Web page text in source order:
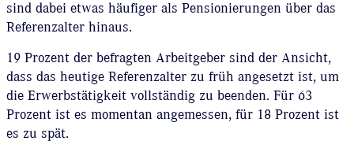
sind dabei etwas häufiger als Pensionierungen über das
Referenzalter hinaus.
19 Prozent der befragten Arbeitgeber sind der Ansicht,
dass das heutige Referenzalter zu früh angesetzt ist, um
die Erwerbstätigkeit vollständig zu beenden. Für 63
Prozent ist es momentan angemessen, für 18 Prozent ist
es zu spät.